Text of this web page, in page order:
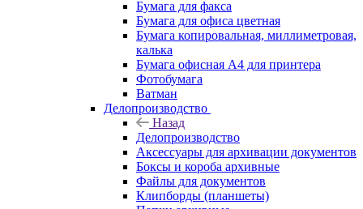
Бумага для факса
Бумага для офиса цветная
Бумага копировальная, миллиметровая,
калька
Бумага офисная А4 для принтера
Фотобумага
Ватман
Делопроизводство
Назад
Делопроизводство
Аксессуары для архивации документов
Боксы и короба архивные
Файлы для документов
Клипборды (планшеты)